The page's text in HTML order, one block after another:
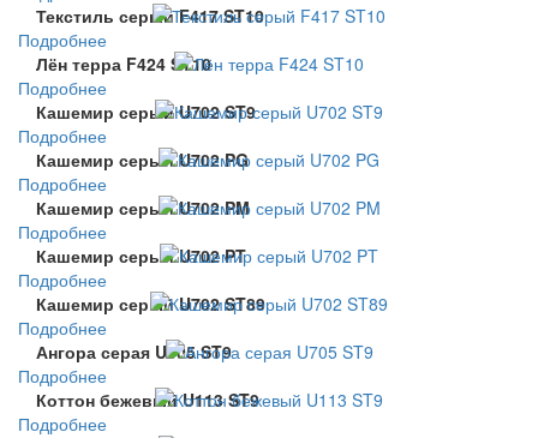
Текстиль серый F417 ST10
Подробнее
Лён терра F424 ST10
Подробнее
Кашемир серый U702 ST9
Подробнее
Кашемир серый U702 PG
Подробнее
Кашемир серый U702 PM
Подробнее
Кашемир серый U702 PT
Подробнее
Кашемир серый U702 ST89
Подробнее
Ангора серая U705 ST9
Подробнее
Коттон бежевый U113 ST9
Подробнее